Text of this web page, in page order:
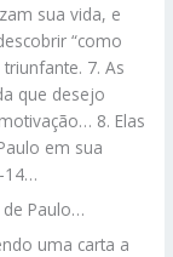
sua vida, e
“como
7. As
que desejo
8. Elas
em sua
14…
Paulo…
uma carta a